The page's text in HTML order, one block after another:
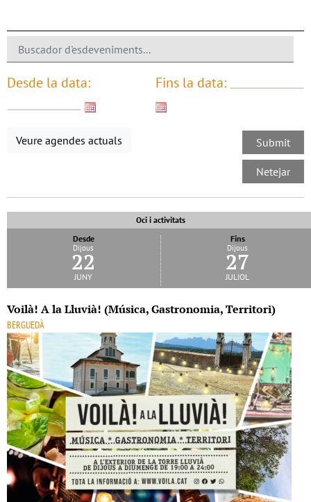
Desde la data: Fins la data:
Veure agendes actuals
Oci i activitats
Desde
Dijous
22
juny
Fins
Dijous
27
juliol
Voilà! A la Lluvià! (Música, Gastronomia, Territori)
BERGUEDÀ